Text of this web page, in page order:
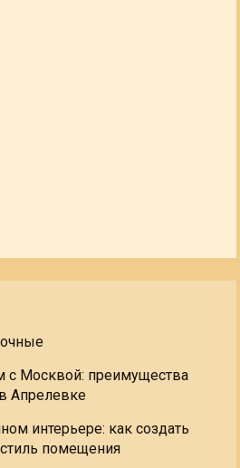
с Москвой: преимущества
Апрелевке
интерьере: как создать
помещения